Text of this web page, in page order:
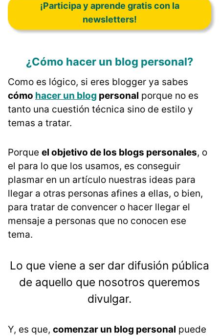
¡Participa y aprende gratis con la
newsletters!
¿Cómo hacer un blog personal?
Como es lógico, si eres blogger ya sabes
cómo hacer un blog personal porque no es
tanto una cuestión técnica sino de estilo y
temas a tratar.
Porque el objetivo de los blogs personales, o
el para lo que los usamos, es conseguir
plasmar en un artículo nuestras ideas para
llegar a otras personas afines a ellas, o bien,
para tratar de convencer o hacer llegar el
mensaje a personas que no conocen ese
tema.
Lo que viene a ser dar difusión pública
de aquello que nosotros queremos
divulgar.
Y, es que, comenzar un blog personal puede